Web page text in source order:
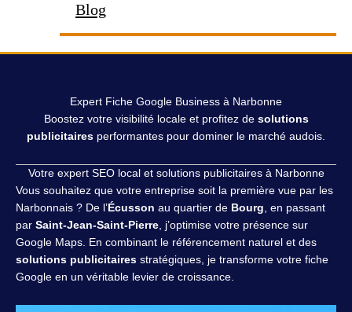
Blog
Expert Fiche Google Business à Narbonne
Boostez votre visibilité locale et profitez de solutions
publicitaires performantes pour dominer le marché audois.
Votre expert SEO local et solutions publicitaires à Narbonne
Vous souhaitez que votre entreprise soit la première vue par les
Narbonnais ? De l’ Écusson au quartier de Bourg , en passant
par Saint-Jean-Saint-Pierre , j’optimise votre présence sur
Google Maps. En combinant le référencement naturel et des
solutions publicitaires stratégiques, je transforme votre fiche
Google en un véritable levier de croissance.